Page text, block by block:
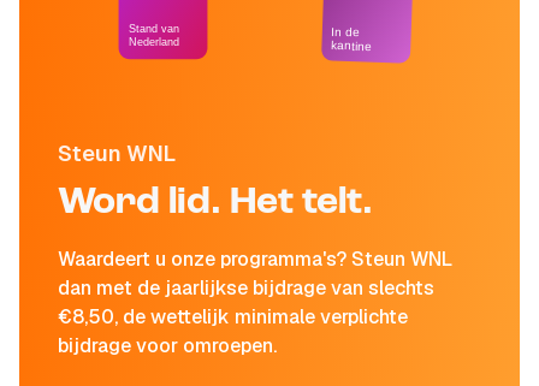
Steun WNL
Word lid. Het telt.
Waardeert u onze programma's? Steun WNL
dan met de jaarlijkse bijdrage van slechts
€8,50, de wettelijk minimale verplichte
bijdrage voor omroepen.
Stand van
Nederland
In de
kantine